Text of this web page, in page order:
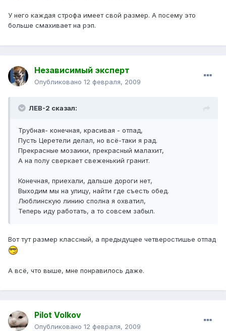
У него каждая строфа имеет свой размер. А посему это
больше смахивает на рэп.
Независимый эксперт
Опубликовано 12 февраля, 2009
ЛЕВ-2 сказал:
Трубная- конечная, красивая - отпад,
Пусть Церетели делал, но всё-таки я рад.
Прекрасные мозаики, прекрасный малахит,
А на полу сверкает свеженький гранит.
Конечная, приехали, дальше дороги нет,
Выходим мы на улицу, найти где съесть обед.
Люблинскую линию сполна я охватил,
Теперь иду работать, а то совсем забыл.
Вот тут размер классный, а предыдущее четверостишье отпад
А всё, что выше, мне понравилось даже.
Pilot Volkov
Опубликовано 12 февраля, 2009